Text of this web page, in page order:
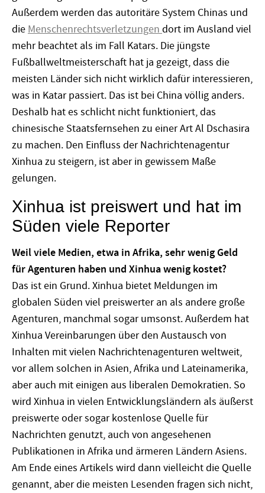
Außerdem werden das autoritäre System Chinas und
die Menschenrechtsverletzungen dort im Ausland viel
mehr beachtet als im Fall Katars. Die jüngste
Fußballweltmeisterschaft hat ja gezeigt, dass die
meisten Länder sich nicht wirklich dafür interessieren,
was in Katar passiert. Das ist bei China völlig anders.
Deshalb hat es schlicht nicht funktioniert, das
chinesische Staatsfernsehen zu einer Art Al Dschasira
zu machen. Den Einfluss der Nachrichtenagentur
Xinhua zu steigern, ist aber in gewissem Maße
gelungen.
Xinhua ist preiswert und hat im
Süden viele Reporter
Weil viele Medien, etwa in Afrika, sehr wenig Geld
für Agenturen haben und Xinhua wenig kostet?
Das ist ein Grund. Xinhua bietet Meldungen im
globalen Süden viel preiswerter an als andere große
Agenturen, manchmal sogar umsonst. Außerdem hat
Xinhua Vereinbarungen über den Austausch von
Inhalten mit vielen Nachrichtenagenturen weltweit,
vor allem solchen in Asien, Afrika und Lateinamerika,
aber auch mit einigen aus liberalen Demokratien. So
wird Xinhua in vielen Entwicklungsländern als äußerst
preiswerte oder sogar kostenlose Quelle für
Nachrichten genutzt, auch von angesehenen
Publikationen in Afrika und ärmeren Ländern Asiens.
Am Ende eines Artikels wird dann vielleicht die Quelle
genannt, aber die meisten Lesenden fragen sich nicht,